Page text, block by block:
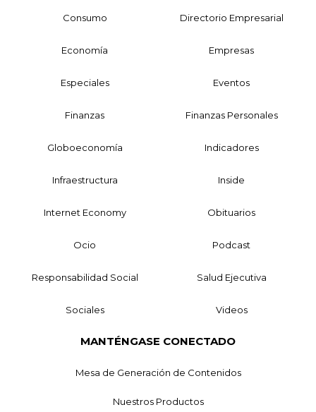
Consumo Directorio Empresarial
Economía Empresas
Especiales Eventos
Finanzas Finanzas Personales
Globoeconomía Indicadores
Infraestructura Inside
Internet Economy Obituarios
Ocio Podcast
Responsabilidad Social Salud Ejecutiva
Sociales Videos
MANTÉNGASE CONECTADO
Mesa de Generación de Contenidos
Nuestros Productos